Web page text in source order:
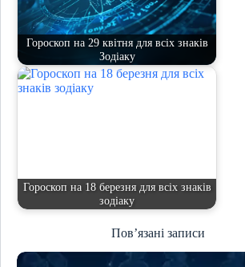
Гороскоп на 29 квітня для всіх знаків
Зодіаку
Гороскоп на 18 березня для всіх знаків
зодіаку
Пов’язані записи